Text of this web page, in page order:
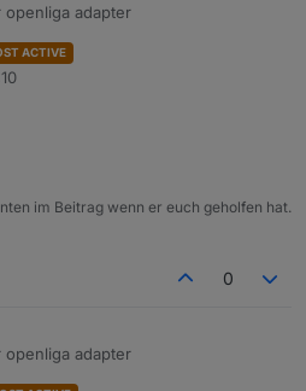
openliga adapter
von hier:
topic/29506/test-adapter-
- hier mal eine erster entwurf - für
anzulegen und im script
zeilen nicht in unterschiedlichen
triggern der scripts bei änderung
(dpData)
ACTIVE
im Beitrag wenn er euch geholfen hat.
0
openliga adapter